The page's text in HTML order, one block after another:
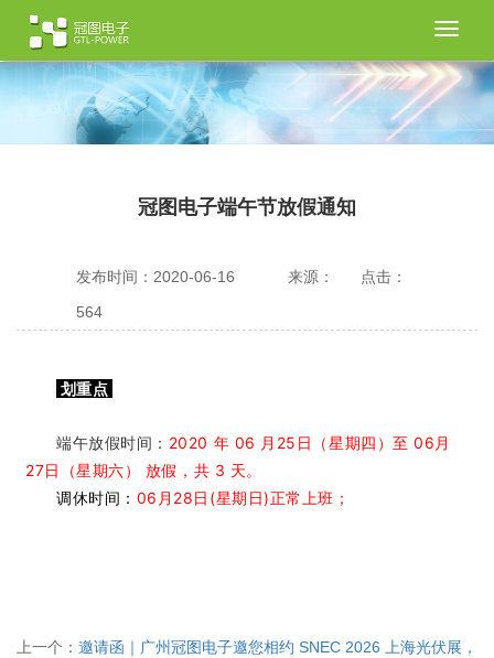
切
导
航
冠图电子端午节放假通知
发布时间：2020-06-16 来源：
点击：
564
划重点
端午放假时间： 2020 年 06 月25日（星期四）至 06月
27日（星期六） 放假，共 3 天。
调休时间 ： 06月28日(星期日)正常上班；
上一个： 邀请函｜广州冠图电子邀您相约 SNEC 2026 上海光伏展，